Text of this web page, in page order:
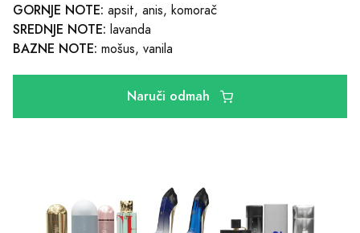
GORNJE NOTE: apsit, anis, komorač
SREDNJE NOTE: lavanda
BAZNE NOTE: mošus, vanila
Naruči odmah